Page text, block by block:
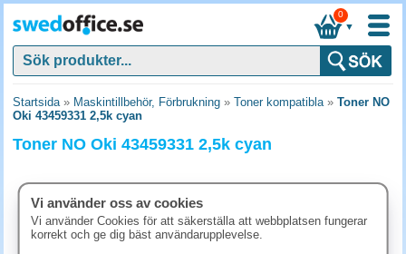
▼
0
Startsida» Maskintillbehör, Förbrukning » Toner kompatibla» Toner NO
Oki 43459331 2,5k cyan
Toner NO Oki 43459331 2,5k cyan
Vi använder oss av cookies
Vi använder Cookies för att säkerställa att webbplatsen fungerar
korrekt och ge dig bäst användarupplevelse.